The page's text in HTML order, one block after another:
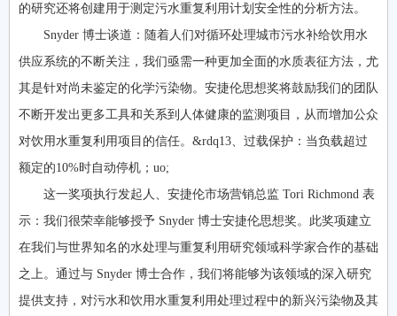
的研究还将创建用于测定污水重复利用计划安全性的分析方法。
Snyder 博士谈道：随着人们对循环处理城市污水补给饮用水
供应系统的不断关注，我们亟需一种更加全面的水质表征方法，尤
其是针对尚未鉴定的化学污染物。安捷伦思想奖将鼓励我们的团队
不断开发出更多工具和关系到人体健康的监测项目，从而增加公众
对饮用水重复利用项目的信任。&rdq13、过载保护：当负载超过
额定的10%时自动停机；uo;
这一奖项执行发起人、安捷伦市场营销总监 Tori Richmond 表
示：我们很荣幸能够授予 Snyder 博士安捷伦思想奖。此奖项建立
在我们与世界知名的水处理与重复利用研究领域科学家合作的基础
之上。通过与 Snyder 博士合作，我们将能够为该领域的深入研究
提供支持，对污水和饮用水重复利用处理过程中的新兴污染物及其